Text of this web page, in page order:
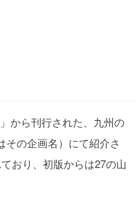
から刊行された、九州の
その企画名）にて紹介さ
おり、初版からは27の山